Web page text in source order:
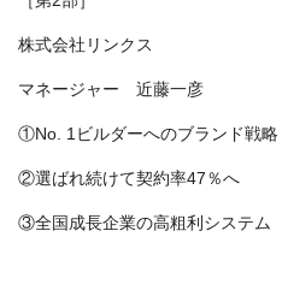
株式会社リンクス
マネージャー 近藤一彦
①No. 1ビルダーへのブランド戦略
②選ばれ続けて契約率47％へ
③全国成長企業の高粗利システム